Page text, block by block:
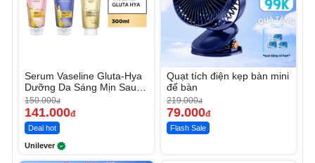
Serum Vaseline Gluta-Hya
Dưỡng Da Sáng Mịn Sau 7
Ngày
150.000đ
141.000đ
Deal hot
Unilever
Quạt tích điện kẹp bàn mini
để bàn
219.000đ
79.000đ
Flash Sale